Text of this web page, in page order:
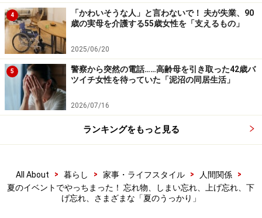
「夏祭りの会場で、トイレから出た後、スカートからト
イレットペーパーが出ていたことに気づかず、2時間く
らい歩いていました……（40代・女性）」
いや～ん！
そして、ワンピースの裾の下げ忘れ。
「夏に花火大会に行ったときのことです。当時付き合っ
はマキシ丈のワンピースを着ていたのですが、トイレか
ら出てきて彼の元に駆け寄ったら、彼がびっくりした顔
4
「かわいそうな人」と言わないで！ 夫が失業、90
歳の実母を介護する55歳女性を「支えるもの」
2025/06/20
5
警察から突然の電話……高齢母を引き取った42歳バ
ツイチ女性を待っていた「泥沼の同居生活」
2026/07/16
ランキングをもっと見る
All About > 暮らし > 家事・ライフスタイル > 人間関係
>
夏のイベントでやっちまった！ 忘れ物、しまい忘れ、上げ忘れ、下
げ忘れ、さまざまな「夏のうっかり」